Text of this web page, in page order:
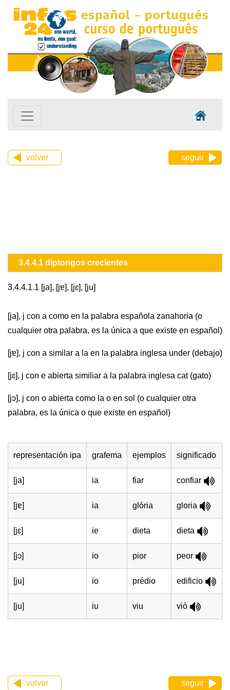
volver seguir
3.4.4.1 diptongos crecientes
3.4.4.1.1 [ja], [jɐ], [jɛ], [ju]
[ja], j con a como en la palabra española zanahoria (o
cualquier otra palabra, es la única a que existe en español)
[jɐ], j con a similar a la en la palabra inglesa under (debajo)
[jɛ], j con e abierta similiar a la palabra inglesa cat (gato)
[jɔ], j con o abierta como la o en sol (o cualquier otra
palabra, es la única o que existe en español)
representación ipa grafema ejemplos significado
[ja] ia fiar confiar
[jɐ] ia glória gloria
[jɛ] ie dieta dieta
[jɔ] io pior peor
[ju] io prédio edificio
[ju] iu viu vió
volver seguir